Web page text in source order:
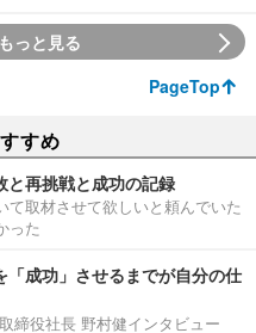
っと見る
PageTop
すめ
と再挑戦と成功の記録
て取材させて欲しいと頼んでいた
った
「成功」させるまでが自分の仕
締役社長 野村健インタビュー